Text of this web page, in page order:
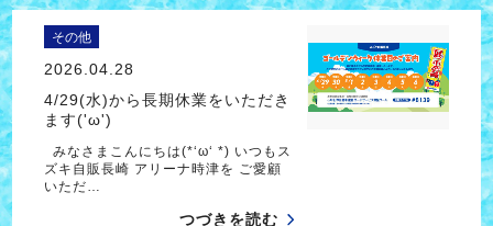
その他
2026.04.28
4/29(水)から長期休業をいただき
ます('ω')
みなさまこんにちは(*‘ω‘ *) いつもス
ズキ自販長崎 アリーナ時津を ご愛顧
いただ…
つづきを読む